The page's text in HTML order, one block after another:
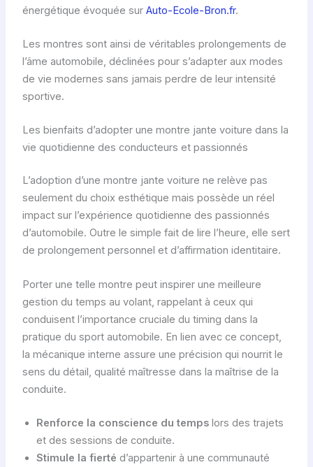
énergétique évoquée sur Auto-Ecole-Bron.fr.
Les montres sont ainsi de véritables prolongements de
l’âme automobile, déclinées pour s’adapter aux modes
de vie modernes sans jamais perdre de leur intensité
sportive.
Les bienfaits d’adopter une montre jante voiture dans la
vie quotidienne des conducteurs et passionnés
L’adoption d’une montre jante voiture ne relève pas
seulement du choix esthétique mais possède un réel
impact sur l’expérience quotidienne des passionnés
d’automobile. Outre le simple fait de lire l’heure, elle sert
de prolongement personnel et d’affirmation identitaire.
Porter une telle montre peut inspirer une meilleure
gestion du temps au volant, rappelant à ceux qui
conduisent l’importance cruciale du timing dans la
pratique du sport automobile. En lien avec ce concept,
la mécanique interne assure une précision qui nourrit le
sens du détail, qualité maîtresse dans la maîtrise de la
conduite.
Renforce la conscience du tempslors des trajets
et des sessions de conduite.
Stimule la fierté d’appartenir à une communauté